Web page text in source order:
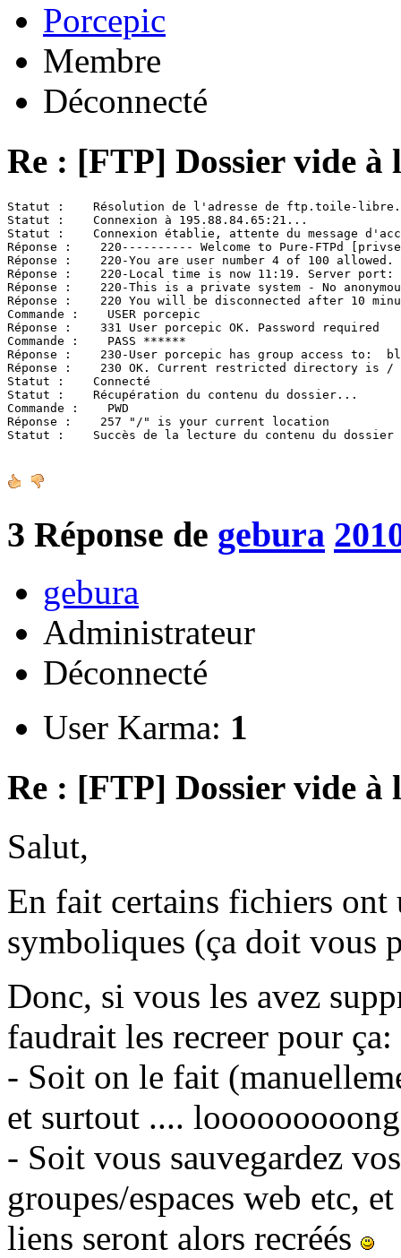
Porcepic
Membre
Déconnecté
Re : [FTP] Dossier vide à
Statut :    Résolution de l'adresse de ftp.toile-
Statut :    Connexion à 195.88.84.65:21...
Statut :    Connexion établie, attente du message
Réponse :    220---------- Welcome to Pure-FTPd
Réponse :    220-You are user number 4 of 100 allowed.
Réponse :    220-Local time is now 11:19. Server port:
Réponse :    220-This is a private system - No
Réponse :    220 You will be disconnected after 10
Commande :    USER porcepic
Réponse :    331 User porcepic OK. Password required
Commande :    PASS ******
Réponse :    230-User porcepic has group access
Réponse :    230 OK. Current restricted directory is /
Statut :    Connecté
Statut :    Récupération du contenu du dossier...
Commande :    PWD
Réponse :    257 "/" is your current location
Statut :    Succès de la lecture du contenu du dossier
3 Réponse de gebura
gebura
Administrateur
Déconnecté
User Karma: 1
Re : [FTP] Dossier vide à
Salut,
En fait certains fichiers ont
symboliques (ça doit
Donc, si vous les avez
faudrait les recreer pour ça:
- Soit on le fait
et surtout ....
- Soit vous sauvegardez
groupes/espaces web etc,
liens seront alors recréés